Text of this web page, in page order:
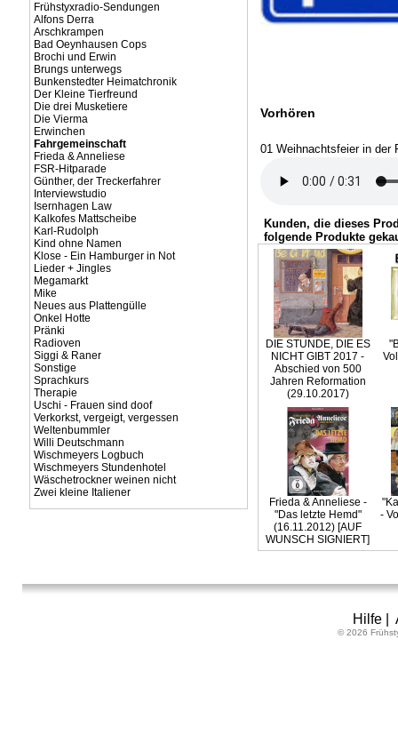
Frühstyxradio-Sendungen
Alfons Derra
Arschkrampen
Bad Oeynhausen Cops
Brochi und Erwin
Brungs unterwegs
Bunkenstedter Heimatchronik
Der Kleine Tierfreund
Die drei Musketiere
Die Vierma
Erwinchen
Fahrgemeinschaft
Frieda & Anneliese
FSR-Hitparade
Günther, der Treckerfahrer
Interviewstudio
Isernhagen Law
Kalkofes Mattscheibe
Karl-Rudolph
Kind ohne Namen
Klose - Ein Hamburger in Not
Lieder + Jingles
Megamarkt
Mike
Neues aus Plattengülle
Onkel Hotte
Pränki
Radioven
Siggi & Raner
Sonstige
Sprachkurs
Therapie
Uschi - Frauen sind doof
Verkorkst, vergeigt, vergessen
Weltenbummler
Willi Deutschmann
Wischmeyers Logbuch
Wischmeyers Stundenhotel
Wäschetrockner weinen nicht
Zwei kleine Italiener
Vorhören
01 Weihnachtsfeier in der
Kunden, die dieses
folgende Produkte
DIE STUNDE, DIE ES
NICHT GIBT 2017 -
Abschied von 500
Jahren Reformation
(29.10.2017)
Frieda & Anneliese -
"Das letzte Hemd"
(16.11.2012) [AUF
WUNSCH SIGNIERT]
-
Hilfe|
© 2026